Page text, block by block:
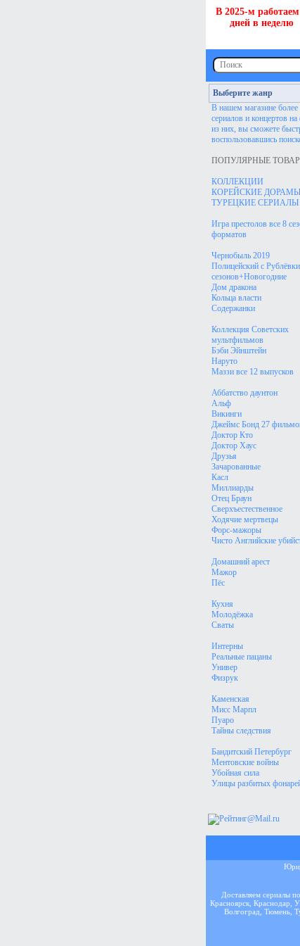
В 2025-м
дней в неделю
Выберите жанр
В нашем магазине более
сериалов и концертов
из них, вы сможете
воспользовавшись
ПОПУЛЯРНЫЕ
КОЛЛЕКЦИИ
КОРЕЙСКИЕ ДОРАМЫ
ТУРЕЦКИЕ СЕРИАЛЫ
Игра престолов все 8
форматов
Чернобыль 2019
Полицейский с
сезонов+Новогодние
Дом дракона
Кольца власти
Содержанки
Коллекция Советских
мультфильмов
Бэби Эйнштейн
Наруто
Маззи все 12 выпусков
Аббатство даунтон
Альф
Викинги
Джеймс Бонд 27
Доктор Кто
Доктор Хаус
Друзья
Зачарованные
Касл
Миллиарды
Отец Браун
Сверхъестественное
Ходячие мертвецы
Форс-мажоры
Чисто Английские
Домашний арест
Мажор
Пёс
Кухня
Молодёжка
Сваты
Интерны
Реальные пацаны
Универ
Физрук
Каменская
Мисс Марпл
Пуаро
Тайны следствия
Бандитский Петербург
Ментовские войны
Убойная сила
Улицы разбитых
Доставляем сериалы
Красноярск, Краснодар,
Волгоград, Тюмень,